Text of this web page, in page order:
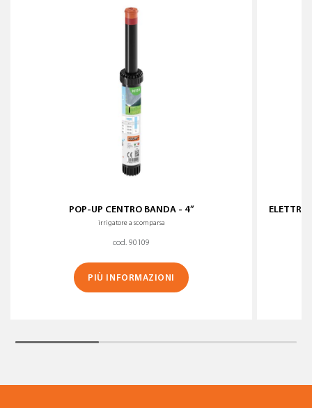
POP-UP CENTRO BANDA - 4”
irrigatore a scomparsa
cod. 90109
PIÙ INFORMAZIONI
ELETTRA